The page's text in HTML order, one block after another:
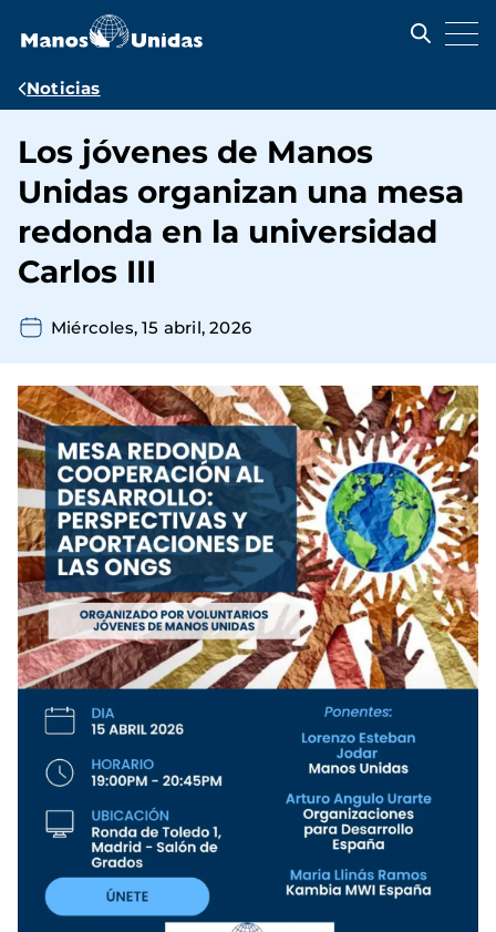
contenido
Ruta
navegación
Noticias
Los jóvenes de Manos
Unidas organizan una mesa
redonda en la universidad
Carlos III
Miércoles, 15 abril, 2026